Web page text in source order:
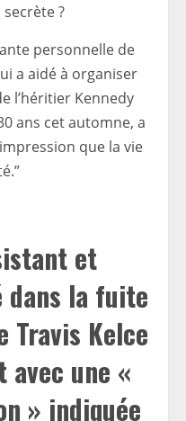
?
personnelle de
a aidé à organiser
l’héritier Kennedy
ans cet automne, a
que la vie
et
dans la fuite
Travis Kelce
avec une «
» indiquée